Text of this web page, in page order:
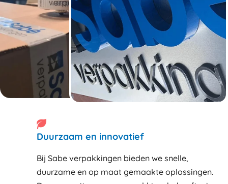
Duurzaam en innovatief
Bij Sabe verpakkingen bieden we snelle,
duurzame en op maat gemaakte oplossingen.